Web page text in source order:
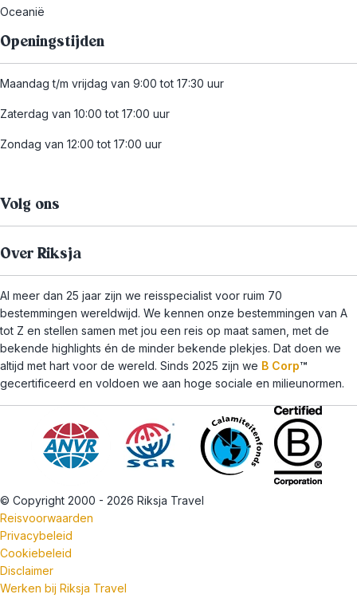
Oceanië
Openingstijden
Maandag t/m vrijdag van 9:00 tot 17:30 uur
Zaterdag van 10:00 tot 17:00 uur
Zondag van 12:00 tot 17:00 uur
Volg ons
Over Riksja
Al meer dan 25 jaar zijn we reisspecialist voor ruim 70
bestemmingen wereldwijd. We kennen onze bestemmingen van A
tot Z en stellen samen met jou een reis op maat samen, met de
bekende highlights én de minder bekende plekjes. Dat doen we
altijd met hart voor de wereld. Sinds 2025 zijn we B Corp™
gecertificeerd en voldoen we aan hoge sociale en milieunormen.
© Copyright 2000 - 2026 Riksja Travel
Reisvoorwaarden
Privacybeleid
Cookiebeleid
Disclaimer
Werken bij Riksja Travel